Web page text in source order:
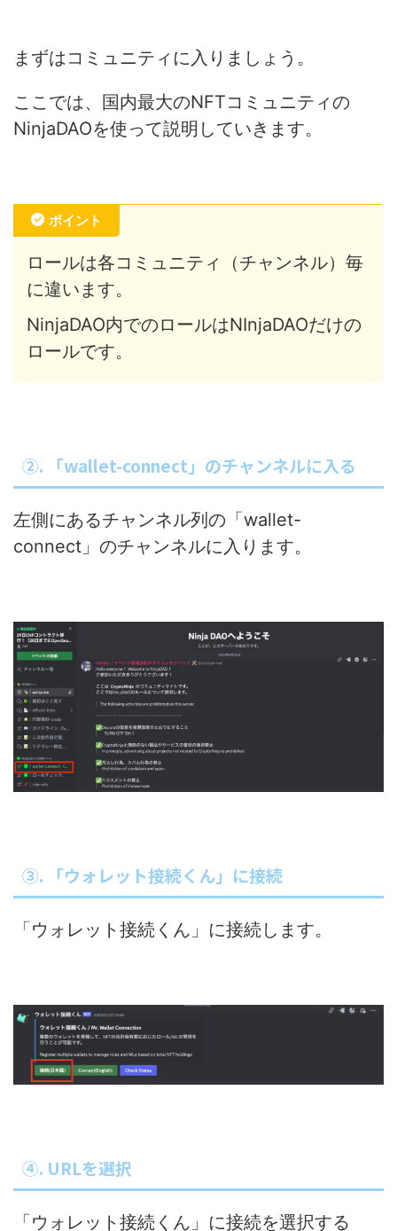
まずはコミュニティに入りましょう。
ここでは、国内最大のNFTコミュニティの
NinjaDAOを使って説明していきます。
ポイント
ロールは各コミュニティ（チャンネル）毎
に違います。
NinjaDAO内でのロールはNInjaDAOだけの
ロールです。
②. 「wallet-connect」のチャンネルに入る
左側にあるチャンネル列の「wallet-
connect」のチャンネルに入ります。
③. 「ウォレット接続くん」に接続
「ウォレット接続くん」に接続します。
④. URLを選択
「ウォレット接続くん」に接続を選択する